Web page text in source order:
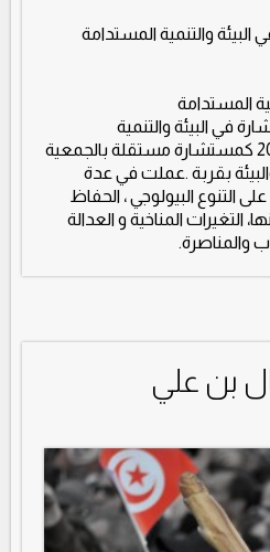
والتنمية المستدامة
المستدامة
في البيئة والتنمية
المستدامة تعمل منذ 2018 كمستشارة مستقلة بالجمعية
بقربة .عملت في عدة
التنوع البيولوجي ، الحفاظ
التغيرات المناخية و العدالة
والمناصرة.
بن علي